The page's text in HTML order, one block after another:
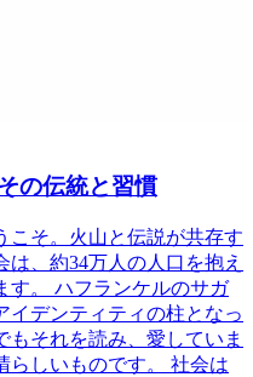
の伝統と習慣
こそ。火山と伝説が共存す
、約34万人の人口を抱え
す。 ハフランケルのサガ
イデンティティの柱となっ
それを読み、愛していま
らしいものです。 社会は